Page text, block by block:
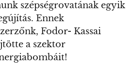
szépségrovatának egyik
Ennek
Fodor- Kassai
a szektor